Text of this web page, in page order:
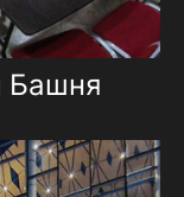
Башня